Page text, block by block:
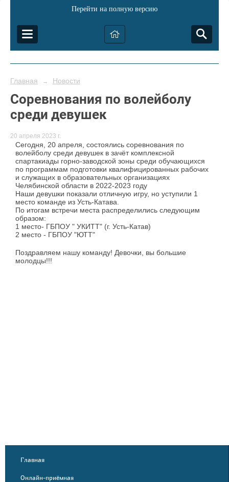
Перейти на полную версию
Главная → Новости
Соревнования по волейболу
среди девушек
20 апреля 2023 г.
Сегодня, 20 апреля, состоялись соревнования по
волейболу среди девушек в зачёт комплексной
спартакиады горно-заводской зоны среди обучающихся
по программам подготовки квалифицированных рабочих
и служащих в образовательных организациях
Челябинской области в 2022-2023 году
Наши девушки показали отличную игру, но уступили 1
место команде из Усть-Катава.
По итогам встречи места распределились следующим
образом:
1 место- ГБПОУ " УКИТТ" (г. Усть-Катав)
2 место - ГБПОУ "ЮТТ"
Поздравляем нашу команду! Девочки, вы большие
молодцы!!!
Главная
Онлайн-приёмная